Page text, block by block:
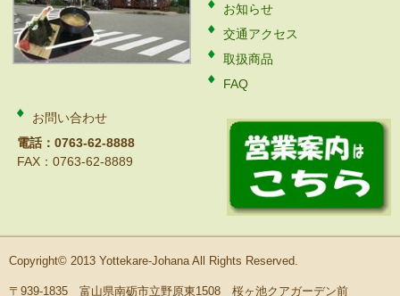
お知らせ
交通アクセス
取扱商品
FAQ
お問い合わせ
電話：0763-62-8888
FAX：0763-62-8889
Copyright© 2013 Yottekare-Johana All Rights Reserved.
〒939-1835 富山県南砺市立野原東1508 桜ヶ池クアガーデン前